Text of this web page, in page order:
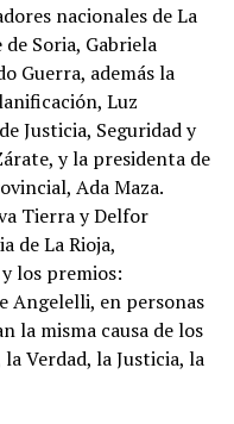
nacionales de La
de Soria, Gabriela
Guerra, además la
Luz
Justicia, Seguridad y
y la presidenta de
Ada Maza.
Tierra y Delfor
de La Rioja,
los premios:
Angelelli, en personas
la misma causa de los
Verdad, la Justicia, la